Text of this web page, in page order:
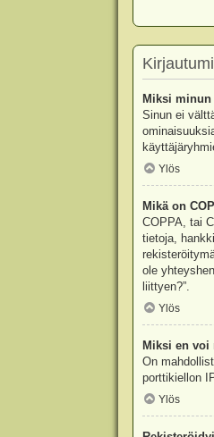
Miksi
Sinun ei
Ylös
Mikä on
COPPA, tai
tietoja,
ole
liittyen?”.
Ylös
Miksi en voi
On
porttikiellon
Ylös